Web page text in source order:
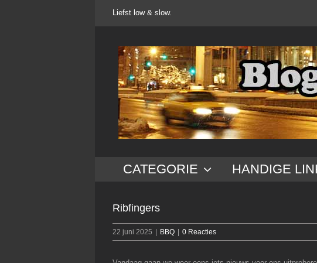
Liefst low & slow.
CATEGORIE HANDIGE
Ribfingers
22 juni 2025 BBQ 0 Reacties